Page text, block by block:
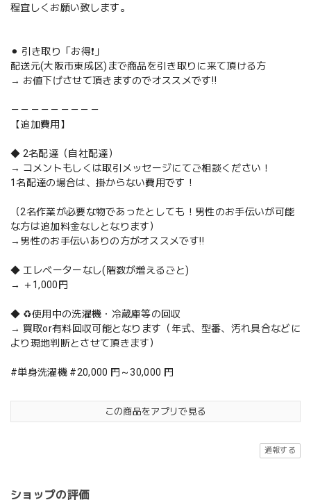
程宜しくお願い致します。
⚫︎ 引き取り「お得❗️」
配送元(大阪市東成区)まで商品を引き取りに来て頂ける方
→ お値下げさせて頂きますのでオススメです‼️
－－－－－－－－－
【追加費用】
◆ 2名配達（自社配達）
→ コメントもしくは取引メッセージにてご相談ください！
1名配達の場合は、掛からない費用です！
（2名作業が必要な物であったとしても！男性のお手伝いが可能
な方は追加料金なしとなります）
→男性のお手伝いありの方がオススメです‼️
◆ エレベーターなし(階数が増えるごと)
→ ＋1,000円
◆ ♻️使用中の洗濯機・冷蔵庫等の回収
→ 買取or有料回収可能となります（年式、型番、汚れ具合などに
より現地判断とさせて頂きます）
#単身洗濯機 #20,000 円～30,000 円
この商品をアプリで見る
通報する
ショップの評価